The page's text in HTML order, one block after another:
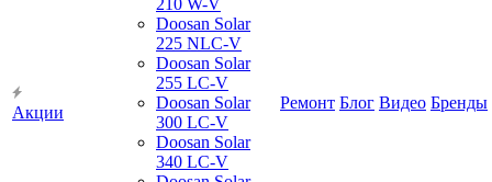
Акции
210 W-V
Doosan Solar
225 NLC-V
Doosan Solar
255 LC-V
Doosan Solar
300 LC-V
Doosan Solar
340 LC-V
Ремонт Блог Видео Бренды